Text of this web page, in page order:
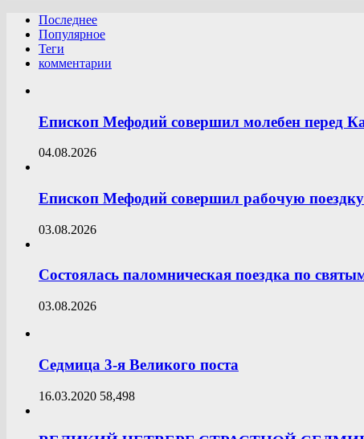
Последнее
Популярное
Теги
комментарии
Епископ Мефодий совершил молебен перед
04.08.2026
Епископ Мефодий совершил рабочую
03.08.2026
Состоялась паломническая поездка по
03.08.2026
Седмица 3-я Великого поста
16.03.2020 58,498